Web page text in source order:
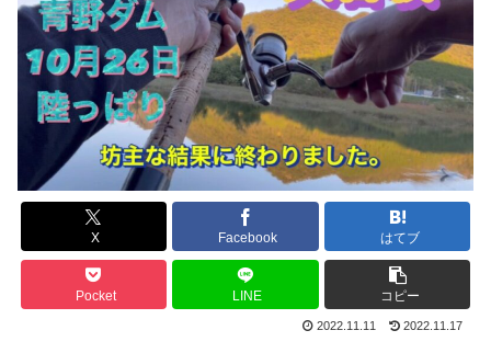
X Facebook はてブ
Pocket LINE コピー
2022.11.11 2022.11.17